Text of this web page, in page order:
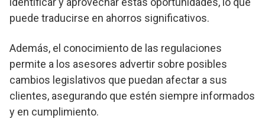
puede traducirse en ahorros significativos.
Además, el conocimiento de las regulaciones
permite a los asesores advertir sobre posibles
cambios legislativos que puedan afectar a sus
clientes, asegurando que estén siempre informados
y en cumplimiento.